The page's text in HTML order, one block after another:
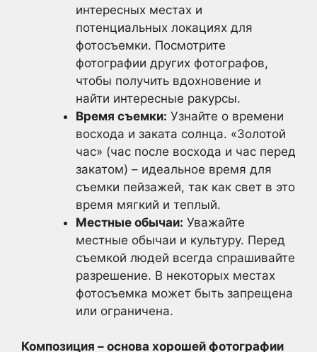
интересных местах и
потенциальных локациях для
фотосъемки. Посмотрите
фотографии других фотографов,
чтобы получить вдохновение и
найти интересные ракурсы.
Время съемки: Узнайте о времени
восхода и заката солнца. «Золотой
час» (час после восхода и час перед
закатом) – идеальное время для
съемки пейзажей, так как свет в это
время мягкий и теплый.
Местные обычаи: Уважайте
местные обычаи и культуру. Перед
съемкой людей всегда спрашивайте
разрешение. В некоторых местах
фотосъемка может быть запрещена
или ограничена.
Композиция – основа хорошей фотографии